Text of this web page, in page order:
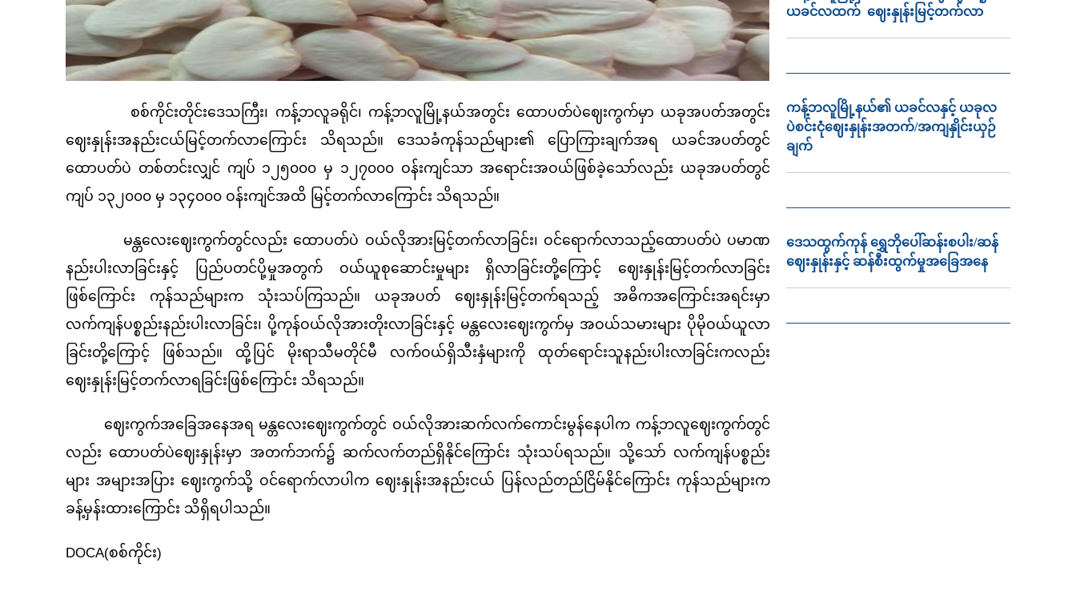
စစ်ကိုင်းတိုင်းဒေသကြီး၊ ကန့်ဘလူခရိုင်၊ ကန့်ဘလူမြို့နယ်အတွင်း ထောပတ်ပဲဈေးကွက်မှာ ယခုအပတ်အတွင်း
ဈေးနှုန်းအနည်းငယ်မြင့်တက်လာကြောင်း သိရသည်။ ဒေသခံကုန်သည်များ၏ ပြောကြားချက်အရ ယခင်အပတ်တွင်
ထောပတ်ပဲ တစ်တင်းလျှင် ကျပ် ၁၂၅၀၀၀ မှ ၁၂၇၀၀၀ ဝန်းကျင်သာ အရောင်းအဝယ်ဖြစ်ခဲ့သော်လည်း ယခုအပတ်တွင်
ကျပ် ၁၃၂၀၀၀ မှ ၁၃၄၀၀၀ ဝန်းကျင်အထိ မြင့်တက်လာကြောင်း သိရသည်။
မန္တလေးဈေးကွက်တွင်လည်း ထောပတ်ပဲ ဝယ်လိုအားမြင့်တက်လာခြင်း၊ ဝင်ရောက်လာသည့်ထောပတ်ပဲ ပမာဏ
နည်းပါးလာခြင်းနှင့် ပြည်ပတင်ပို့မှုအတွက် ဝယ်ယူစုဆောင်းမှုများ ရှိလာခြင်းတို့ကြောင့် ဈေးနှုန်းမြင့်တက်လာခြင်း
ဖြစ်ကြောင်း ကုန်သည်များက သုံးသပ်ကြသည်။ ယခုအပတ် ဈေးနှုန်းမြင့်တက်ရသည့် အဓိကအကြောင်းအရင်းမှာ
လက်ကျန်ပစ္စည်းနည်းပါးလာခြင်း၊ ပို့ကုန်ဝယ်လိုအားတိုးလာခြင်းနှင့် မန္တလေးဈေးကွက်မှ အဝယ်သမားများ ပိုမိုဝယ်ယူလာ
ခြင်းတို့ကြောင့် ဖြစ်သည်။ ထို့ပြင် မိုးရာသီမတိုင်မီ လက်ဝယ်ရှိသီးနှံများကို ထုတ်ရောင်းသူနည်းပါးလာခြင်းကလည်း
ဈေးနှုန်းမြင့်တက်လာရခြင်းဖြစ်ကြောင်း သိရသည်။
ဈေးကွက်အခြေအနေအရ မန္တလေးဈေးကွက်တွင် ဝယ်လိုအားဆက်လက်ကောင်းမွန်နေပါက ကန့်ဘလူဈေးကွက်တွင်
လည်း ထောပတ်ပဲဈေးနှုန်းမှာ အတက်ဘက်၌ ဆက်လက်တည်ရှိနိုင်ကြောင်း သုံးသပ်ရသည်။ သို့သော် လက်ကျန်ပစ္စည်း
များ အများအပြား ဈေးကွက်သို့ ဝင်ရောက်လာပါက ဈေးနှုန်းအနည်းငယ် ပြန်လည်တည်ငြိမ်နိုင်ကြောင်း ကုန်သည်များက
ခန့်မှန်းထားကြောင်း သိရှိရပါသည်။
DOCA(စစ်ကိုင်း)
ယခင်လထက် ဈေးနှုန်းမြင့်တက်လာ
ကန့်ဘလူမြို့နယ်၏ ယခင်လနှင့် ယခုလ
ပဲစင်းငုံဈေးနှုန်းအတက်/အကျနှိုင်းယှဉ်
ချက်
ဒေသထွက်ကုန် ရွှေဘိုပေါ်ဆန်းစပါး/ဆန်
ဈေးနှုန်းနှင့် ဆန်စီးထွက်မှုအခြေအနေ